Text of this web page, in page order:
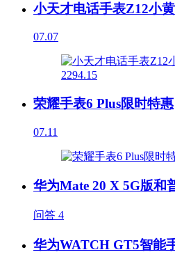
小天才电话手表Z12小
07.07
荣耀手表6 Plus限时特惠
07.11
华为Mate 20 X 5G版和
问答 4
华为WATCH GT5智能